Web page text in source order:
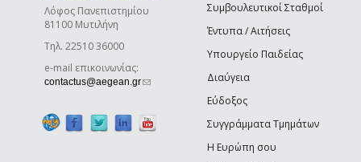
Λόφος Πανεπιστημίου
81100 Μυτιλήνη
Τηλ. 22510 36000
e-mail επικοινωνίας:
contactus@aegean.gr(link sends e-mail)
Συμβουλευτικοί Σταθμοί
Έντυπα / Αιτήσεις
Υπουργείο Παιδείας
Διαύγεια
Εύδοξος
Συγγράμματα Τμημάτων
Η Ευρώπη σου